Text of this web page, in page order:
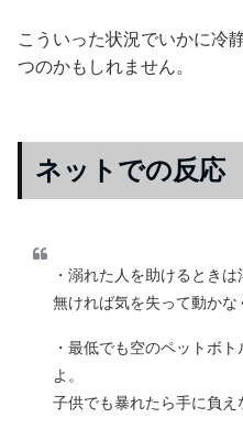
こういった状況でいかに冷
つのかもしれません。
ネットでの反応
・溺れた人を助けるときは
無ければ気を失って動か
・最低でも空のペットボ
よ。
子供でも暴れたら手に負え